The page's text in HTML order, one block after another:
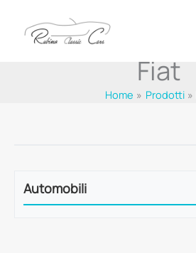
contenuto
Fiat
Home Prodotti
Automobili